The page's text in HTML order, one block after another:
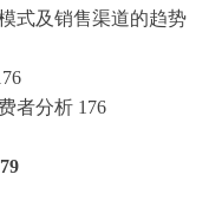
式及销售渠道的趋势
者分析 176